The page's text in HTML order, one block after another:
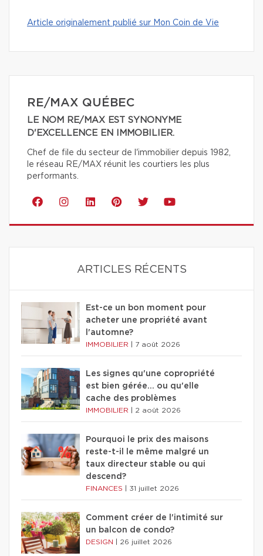
Article originalement publié sur Mon Coin de Vie
RE/MAX QUÉBEC
LE NOM RE/MAX EST SYNONYME
D'EXCELLENCE EN IMMOBILIER.
Chef de file du secteur de l'immobilier depuis 1982,
le réseau RE/MAX réunit les courtiers les plus
performants.
ARTICLES RÉCENTS
Est-ce un bon moment pour
acheter une propriété avant
l'automne?
IMMOBILIER 7 août 2026
Les signes qu'une copropriété
est bien gérée… ou qu'elle
cache des problèmes
IMMOBILIER 2 août 2026
Pourquoi le prix des maisons
reste-t-il le même malgré un
taux directeur stable ou qui
descend?
FINANCES 31 juillet 2026
Comment créer de l'intimité sur
un balcon de condo?
DESIGN 26 juillet 2026